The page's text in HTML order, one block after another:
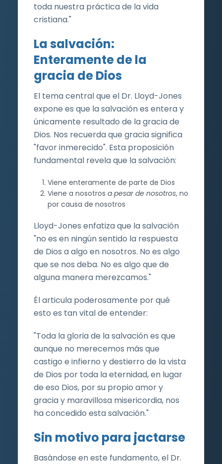
toda nuestra práctica de la vida
cristiana."
La salvación:
Enteramente de la
gracia de Dios
El tema central que el Dr. Lloyd-Jones
expone es que la salvación es entera y
únicamente resultado de la gracia de
Dios. Nos recuerda que gracia significa
"favor inmerecido". Esta proposición
fundamental revela que la salvación:
Viene enteramente de parte de Dios
Viene a nosotros a pesar de nosotros, no
por causa de nosotros
Lloyd-Jones enfatiza que la salvación
"no es en ningún sentido la respuesta
de Dios a algo en nosotros. No es algo
que se nos deba. No es algo que de
alguna manera merezcamos."
Él articula poderosamente por qué
esto es tan vital de entender:
"Toda la gloria de la salvación es que
aunque no merecemos más que
castigo e infierno y destierro de la vista
de Dios por toda la eternidad, en lugar
de eso Dios, por su propio amor y
gracia y maravillosa misericordia, nos
ha concedido esta salvación."
Sin motivo para jactarse
Basándose en este fundamento, el Dr.